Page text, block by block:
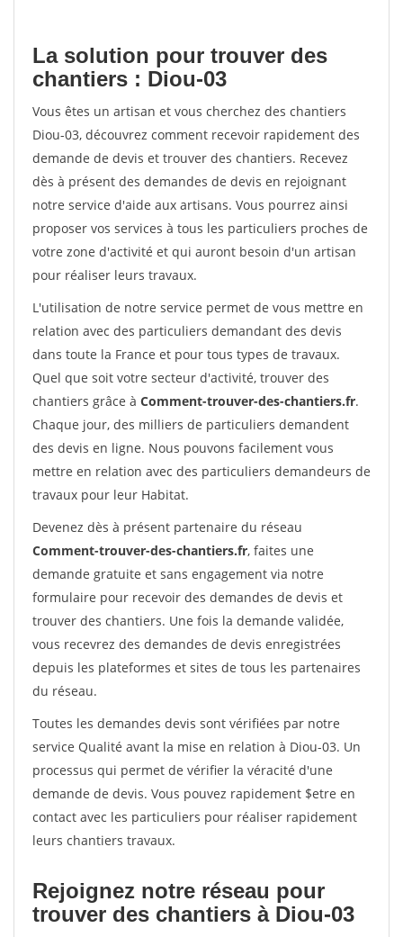
La solution pour trouver des
chantiers : Diou-03
Vous êtes un artisan et vous cherchez des chantiers
Diou-03, découvrez comment recevoir rapidement des
demande de devis et trouver des chantiers. Recevez
dès à présent des demandes de devis en rejoignant
notre service d'aide aux artisans. Vous pourrez ainsi
proposer vos services à tous les particuliers proches de
votre zone d'activité et qui auront besoin d'un artisan
pour réaliser leurs travaux.
L'utilisation de notre service permet de vous mettre en
relation avec des particuliers demandant des devis
dans toute la France et pour tous types de travaux.
Quel que soit votre secteur d'activité, trouver des
chantiers grâce à Comment-trouver-des-chantiers.fr.
Chaque jour, des milliers de particuliers demandent
des devis en ligne. Nous pouvons facilement vous
mettre en relation avec des particuliers demandeurs de
travaux pour leur Habitat.
Devenez dès à présent partenaire du réseau
Comment-trouver-des-chantiers.fr, faites une
demande gratuite et sans engagement via notre
formulaire pour recevoir des demandes de devis et
trouver des chantiers. Une fois la demande validée,
vous recevrez des demandes de devis enregistrées
depuis les plateformes et sites de tous les partenaires
du réseau.
Toutes les demandes devis sont vérifiées par notre
service Qualité avant la mise en relation à Diou-03. Un
processus qui permet de vérifier la véracité d'une
demande de devis. Vous pouvez rapidement $etre en
contact avec les particuliers pour réaliser rapidement
leurs chantiers travaux.
Rejoignez notre réseau pour
trouver des chantiers à Diou-03